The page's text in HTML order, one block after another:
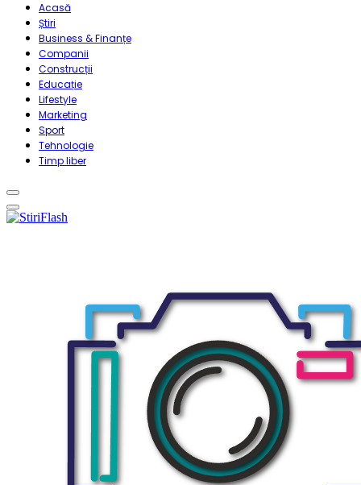
Acasă
Știri
Business & Finanțe
Companii
Construcții
Educație
Lifestyle
Marketing
Sport
Tehnologie
Timp liber